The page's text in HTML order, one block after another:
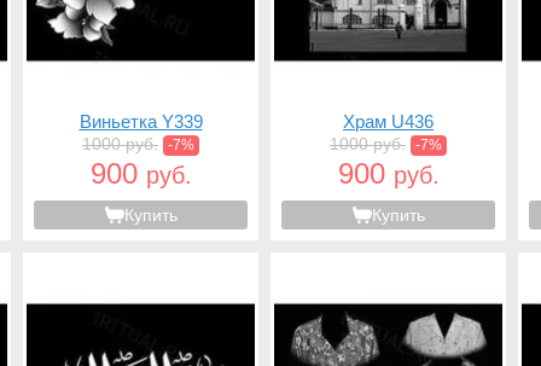
Виньетка Y339
1000 руб. -7%
900 руб.
Купить
Храм U436
1000 руб. -7%
900 руб.
Купить